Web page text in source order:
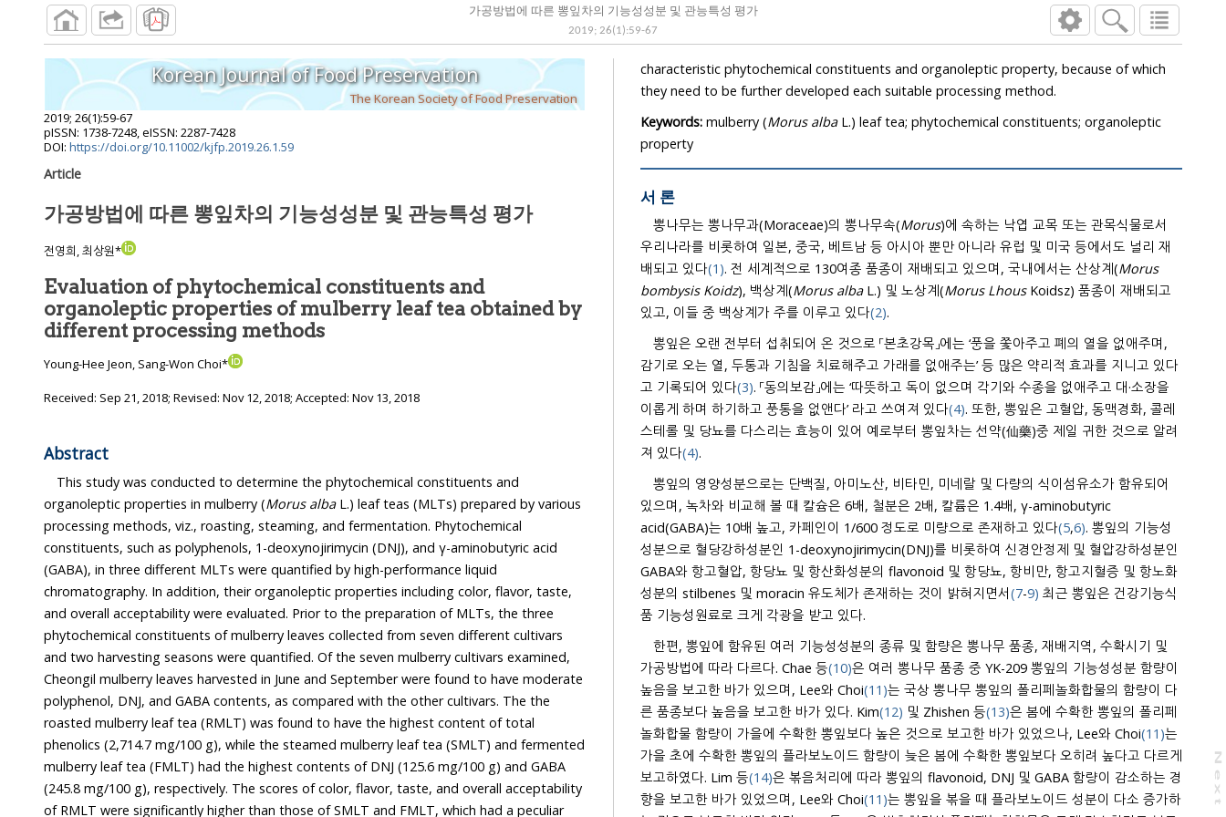
가공방법에 따른 뽕잎차의 기능성성분 및 관능특성 평가
2019; 26(1):59-67
N
e
x
t
a
g
Korean Journal of Food Preservation
The Korean Society of Food Preservation
2019; 26(1):59-67
pISSN: 1738-7248, eISSN: 2287-7428
DOI: https://doi.org/10.11002/kjfp.2019.26.1.59
Article
가공방법에 따른 뽕잎차의 기능성성분 및 관능특성 평가
전영희, 최상원*
Evaluation of phytochemical constituents and
organoleptic properties of mulberry leaf tea obtained by
different processing methods
Young-Hee Jeon, Sang-Won Choi*
Received: Sep 21, 2018; Revised: Nov 12, 2018; Accepted: Nov 13, 2018
Abstract
This study was conducted to determine the phytochemical constituents and
organoleptic properties in mulberry (Morus alba L.) leaf teas (MLTs) prepared by various
processing methods, viz., roasting, steaming, and fermentation. Phytochemical
constituents, such as polyphenols, 1-deoxynojirimycin (DNJ), and γ-aminobutyric acid
(GABA), in three different MLTs were quantified by high-performance liquid
chromatography. In addition, their organoleptic properties including color, flavor, taste,
and overall acceptability were evaluated. Prior to the preparation of MLTs, the three
phytochemical constituents of mulberry leaves collected from seven different cultivars
and two harvesting seasons were quantified. Of the seven mulberry cultivars examined,
Cheongil mulberry leaves harvested in June and September were found to have moderate
polyphenol, DNJ, and GABA contents, as compared with the other cultivars. The the
roasted mulberry leaf tea (RMLT) was found to have the highest content of total
phenolics (2,714.7 mg/100 g), while the steamed mulberry leaf tea (SMLT) and fermented
mulberry leaf tea (FMLT) had the highest contents of DNJ (125.6 mg/100 g) and GABA
(245.8 mg/100 g), respectively. The scores of color, flavor, taste, and overall acceptability
of RMLT were significantly higher than those of SMLT and FMLT, which had a peculiar
characteristic phytochemical constituents and organoleptic property, because of which
they need to be further developed each suitable processing method.
Keywords: mulberry (Morus albaL.) leaf tea; phytochemical constituents; organoleptic
property
서 론
뽕나무는 뽕나무과(Moraceae)의 뽕나무속(Morus)에 속하는 낙엽 교목 또는 관목식물로서
우리나라를 비롯하여 일본, 중국, 베트남 등 아시아 뿐만 아니라 유럽 및 미국 등에서도 널리 재
배되고 있다(1). 전 세계적으로 130여종 품종이 재배되고 있으며, 국내에서는 산상계(Morus
bombysis Koidz), 백상계(Morus albaL.) 및 노상계(Morus LhousKoidsz) 품종이 재배되고
있고, 이들 중 백상계가 주를 이루고 있다(2).
뽕잎은 오랜 전부터 섭취되어 온 것으로 「본초강목」에는 ‘풍을 쫓아주고 폐의 열을 없애주며,
감기로 오는 열, 두통과 기침을 치료해주고 가래를 없애주는’ 등 많은 약리적 효과를 지니고 있다
고 기록되어 있다(3). 「동의보감」에는 ‘따뜻하고 독이 없으며 각기와 수종을 없애주고 대·소장을
이롭게 하며 하기하고 풍통을 없앤다’ 라고 쓰여져 있다(4). 또한, 뽕잎은 고혈압, 동맥경화, 콜레
스테롤 및 당뇨를 다스리는 효능이 있어 예로부터 뽕잎차는 선약(仙藥)중 제일 귀한 것으로 알려
져 있다(4).
뽕잎의 영양성분으로는 단백질, 아미노산, 비타민, 미네랄 및 다량의 식이섬유소가 함유되어
있으며, 녹차와 비교해 볼 때 칼슘은 6배, 철분은 2배, 칼륨은 1.4배, γ-aminobutyric
acid(GABA)는 10배 높고, 카페인이 1/600 정도로 미량으로 존재하고 있다(5,6). 뽕잎의 기능성
성분으로 혈당강하성분인 1-deoxynojirimycin(DNJ)를 비롯하여 신경안정제 및 혈압강하성분인
GABA와 항고혈압, 항당뇨 및 항산화성분의 flavonoid 및 항당뇨, 항비만, 항고지혈증 및 항노화
성분의 stilbenes 및 moracin 유도체가 존재하는 것이 밝혀지면서(7-9) 최근 뽕잎은 건강기능식
품 기능성원료로 크게 각광을 받고 있다.
한편, 뽕잎에 함유된 여러 기능성성분의 종류 및 함량은 뽕나무 품종, 재배지역, 수확시기 및
가공방법에 따라 다르다. Chae 등(10)은 여러 뽕나무 품종 중 YK-209 뽕잎의 기능성성분 함량이
높음을 보고한 바가 있으며, Lee와 Choi(11)는 국상 뽕나무 뽕잎의 폴리페놀화합물의 함량이 다
른 품종보다 높음을 보고한 바가 있다. Kim(12) 및 Zhishen 등(13)은 봄에 수확한 뽕잎의 폴리페
놀화합물 함량이 가을에 수확한 뽕잎보다 높은 것으로 보고한 바가 있었으나, Lee와 Choi(11)는
가을 초에 수확한 뽕잎의 플라보노이드 함량이 늦은 봄에 수확한 뽕잎보다 오히려 높다고 다르게
보고하였다. Lim 등(14)은 볶음처리에 따라 뽕잎의 flavonoid, DNJ 및 GABA 함량이 감소하는 경
향을 보고한 바가 있었으며, Lee와 Choi(11)는 뽕잎을 볶을 때 플라보노이드 성분이 다소 증가하